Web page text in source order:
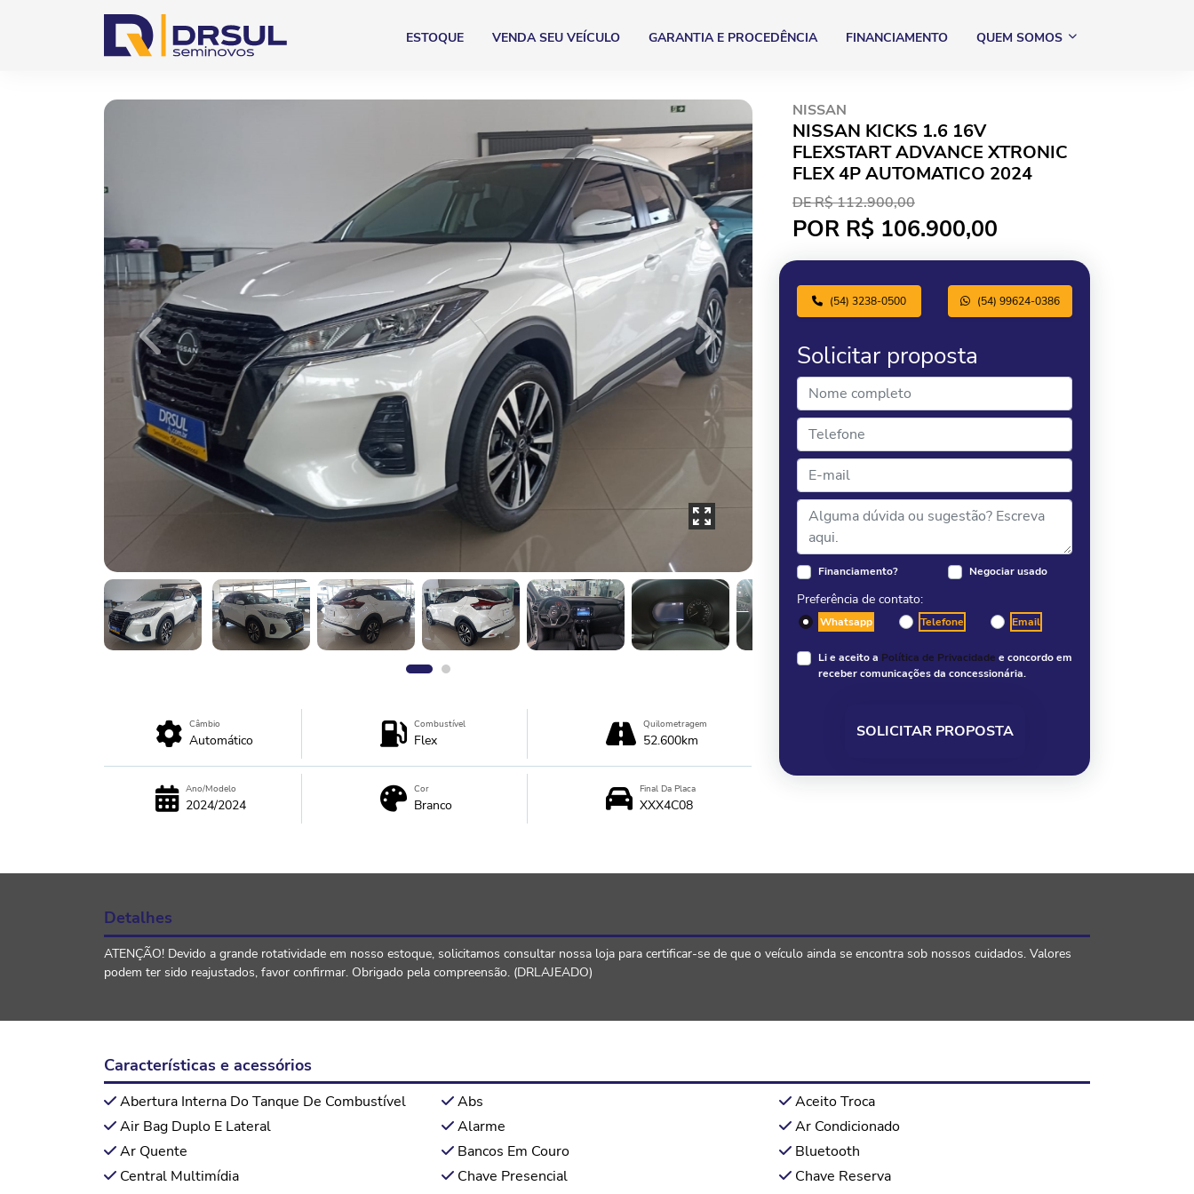
ESTOQUE VENDA SEU VEÍCULO GARANTIA E PROCEDÊNCIA FINANCIAMENTO QUEM SOMOS
NISSAN
NISSAN KICKS 1.6 16V
FLEXSTART ADVANCE XTRONIC
FLEX 4P AUTOMATICO 2024
DE R$ 112.900,00
POR R$ 106.900,00
(54) 3238-0500 (54) 99624-0386
Solicitar proposta
Financiamento? Negociar usado
Preferência de contato:
Whatsapp Telefone Email
Li e aceito a Política de Privacidade e concordo em
receber comunicações da concessionária.
SOLICITAR PROPOSTA
Previous Next
Câmbio
Automático
Combustível
Flex
Quilometragem
52.600km
Ano/Modelo
2024/2024
Cor
Branco
Final Da Placa
XXX4C08
Detalhes
ATENÇÃO! Devido a grande rotatividade em nosso estoque, solicitamos consultar nossa loja para certificar-se de que o veículo ainda se encontra sob nossos cuidados. Valores
podem ter sido reajustados, favor confirmar. Obrigado pela compreensão. (DRLAJEADO)
Características e acessórios
Abertura Interna Do Tanque De Combustível Abs
Aceito Troca
Air Bag Duplo E Lateral
Alarme
Ar Condicionado
Ar Quente
Bancos Em Couro
Bluetooth
Central Multimídia
Chave Presencial
Chave Reserva